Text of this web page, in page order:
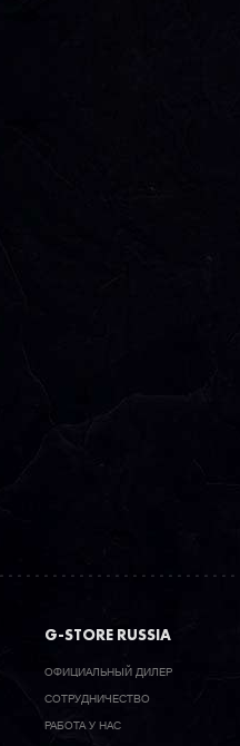
G-STORE RUSSIA
ОФИЦИАЛЬНЫЙ ДИЛЕР
CОТРУДНИЧЕСТВО
РАБОТА У НАС